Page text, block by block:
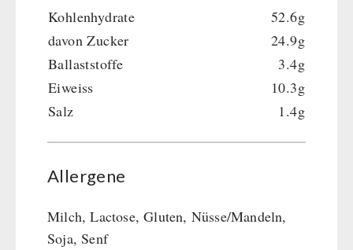
Kohlenhydrate
52.6g
davon Zucker
24.9g
Ballaststoffe
3.4g
Eiweiss
10.3g
Salz
1.4g
Allergene
Milch, Lactose, Gluten, Nüsse/Mandeln,
Soja, Senf